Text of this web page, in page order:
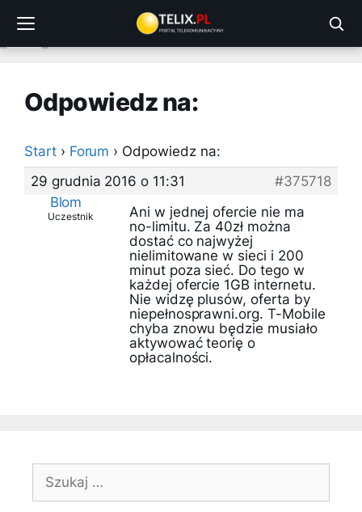
treści
Odpowiedz na:
Start › Forum › Odpowiedz na:
29 grudnia 2016 o 11:31
#375718
Blom
Uczestnik
Ani w jednej ofercie nie ma
no-limitu. Za 40zł można
dostać co najwyżej
nielimitowane w sieci i 200
minut poza sieć. Do tego w
każdej ofercie 1GB internetu.
Nie widzę plusów, oferta by
niepełnosprawni.org. T-Mobile
chyba znowu będzie musiało
aktywować teorię o
opłacalności.
Szukaj: